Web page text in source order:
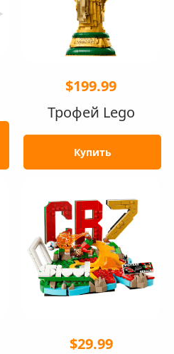
$199.99
Трофей Lego
Купить
$29.99